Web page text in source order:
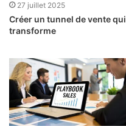
27 juillet 2025
Créer un tunnel de vente qui
transforme